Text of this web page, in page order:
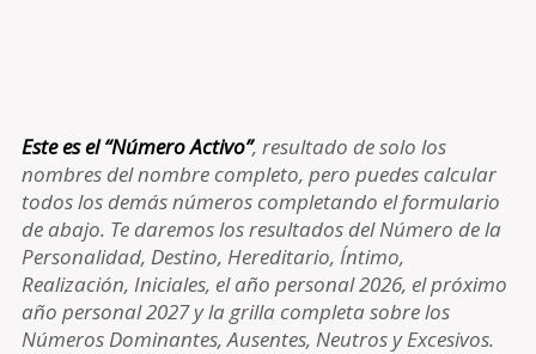
Este es el “Número Activo”, resultado de solo los
nombres del nombre completo, pero puedes calcular
todos los demás números completando el formulario
de abajo. Te daremos los resultados del Número de la
Personalidad, Destino, Hereditario, Íntimo,
Realización, Iniciales, el año personal 2026, el próximo
año personal 2027 y la grilla completa sobre los
Números Dominantes, Ausentes, Neutros y Excesivos.